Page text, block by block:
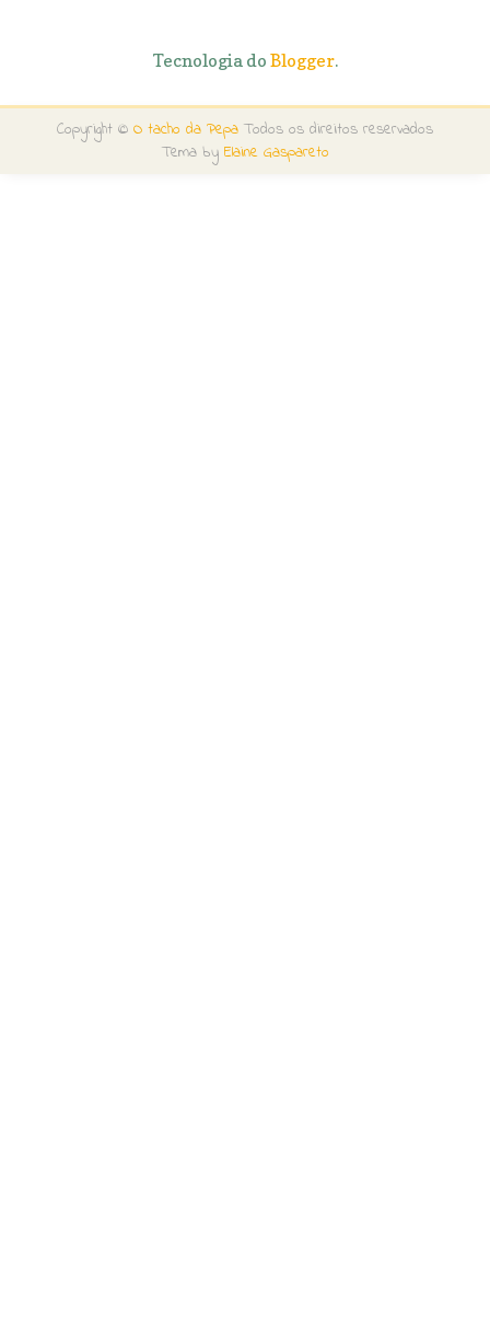
Tecnologia do Blogger.
Copyright © O tacho da Pepa Todos os direitos reservados
Tema by Elaine Gaspareto